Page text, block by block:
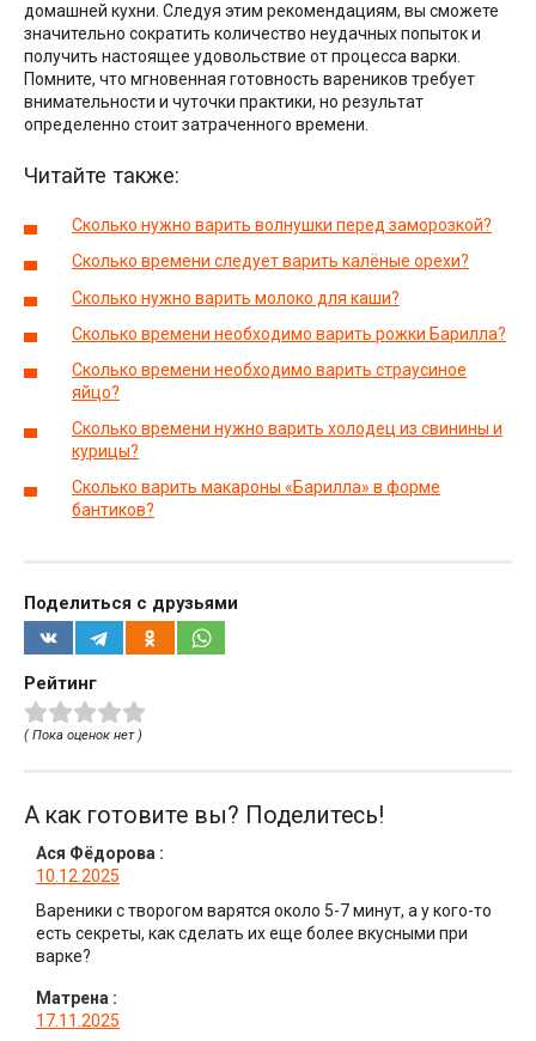
домашней кухни. Следуя этим рекомендациям, вы сможете
значительно сократить количество неудачных попыток и
получить настоящее удовольствие от процесса варки.
Помните, что мгновенная готовность вареников требует
внимательности и чуточки практики, но результат
определенно стоит затраченного времени.
Читайте также:
Сколько нужно варить волнушки перед заморозкой?
Сколько времени следует варить калёные орехи?
Сколько нужно варить молоко для каши?
Сколько времени необходимо варить рожки Барилла?
Сколько времени необходимо варить страусиное
яйцо?
Сколько времени нужно варить холодец из свинины и
курицы?
Сколько варить макароны «Барилла» в форме
бантиков?
Поделиться с друзьями
Рейтинг
( Пока оценок нет )
А как готовите вы? Поделитесь!
Ася Фёдорова :
10.12.2025
Вареники с творогом варятся около 5-7 минут, а у кого-то
есть секреты, как сделать их еще более вкусными при
варке?
Матрена :
17.11.2025